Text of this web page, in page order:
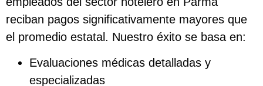
reciban pagos significativamente mayores que
el promedio estatal. Nuestro éxito se basa en:
Evaluaciones médicas detalladas y
especializadas